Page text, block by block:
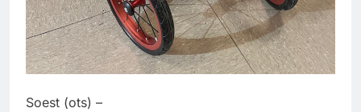
Soest (ots) –